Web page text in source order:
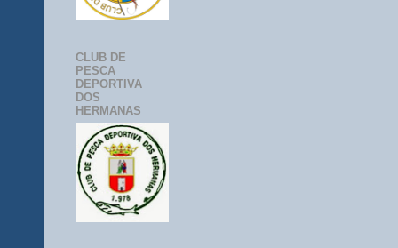
CLUB DE
PESCA
DEPORTIVA
DOS
HERMANAS